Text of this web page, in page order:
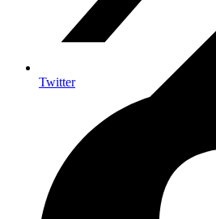
Twitter